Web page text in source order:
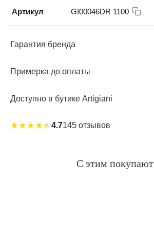
Артикул GI00046DR 1100
Гарантия бренда
Примерка до оплаты
Доступно в бутике Artigiani
★★★★★4.7145 отзывов
С этим покупают